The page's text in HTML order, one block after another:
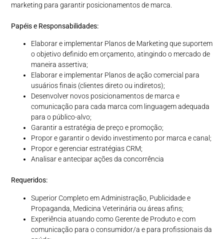
marketing para garantir posicionamentos de marca.
Papéis e Responsabilidades:
Elaborar e implementar Planos de Marketing que suportem
o objetivo definido em orçamento, atingindo o mercado de
maneira assertiva;
Elaborar e implementar Planos de ação comercial para
usuários finais (clientes direto ou indiretos);
Desenvolver novos posicionamentos de marca e
comunicação para cada marca com linguagem adequada
para o público-alvo;
Garantir a estratégia de preço e promoção;
Propor e garantir o devido investimento por marca e canal;
Propor e gerenciar estratégias CRM;
Analisar e antecipar ações da concorrência
Requeridos:
Superior Completo em Administração, Publicidade e
Propaganda, Medicina Veterinária ou áreas afins;
Experiência atuando como Gerente de Produto e com
comunicação para o consumidor/a e para profissionais da